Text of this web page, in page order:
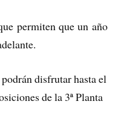
permiten que un año
disfrutar hasta el
de la 3ª Planta